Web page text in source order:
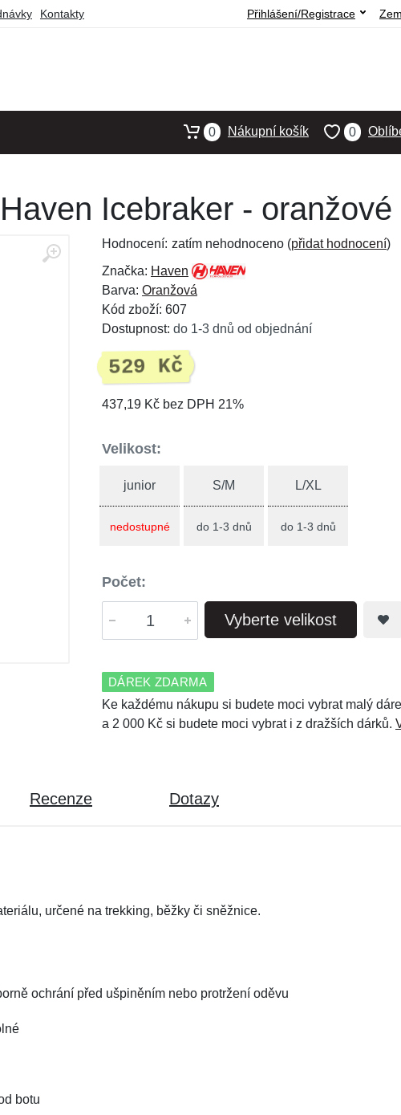
Kontakty Přihlášení/Registrace
0
0 Nákupní košík
Icebraker - oranžové
Hodnocení: zatím nehodnoceno (přidat hodnocení)
Značka: Haven
Barva: Oranžová
Kód zboží: 607
Dostupnost: do 1-3 dnů od objednání
529 Kč
437,19 Kč bez DPH 21%
Velikost:
junior
nedostupné
S/M
do 1-3 dnů
L/XL
do 1-3 dnů
Počet:
Vyberte velikost
DÁREK ZDARMA
Ke každému nákupu si budete moci vybrat malý
a 2 000 Kč si budete moci vybrat i z dražších dárků.
Recenze Dotazy
určené na trekking, běžky či sněžnice.
ochrání před ušpiněním nebo protržení oděvu
botu